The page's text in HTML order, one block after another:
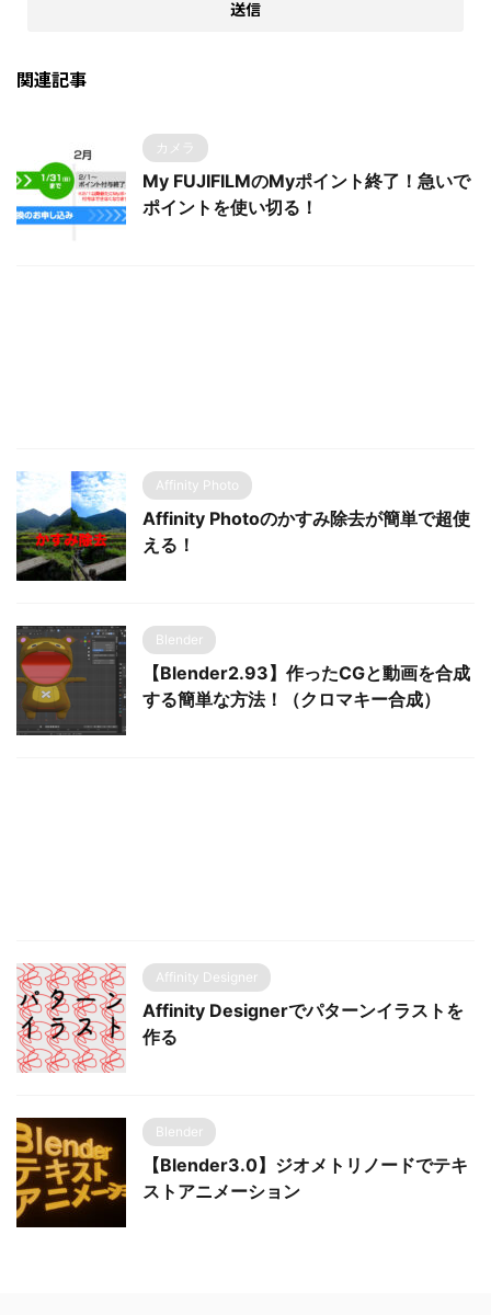
関連記事
カメラ
My FUJIFILMのMyポイント終了！急いで
ポイントを使い切る！
Affinity Photo
Affinity Photoのかすみ除去が簡単で超使
える！
Blender
【Blender2.93】作ったCGと動画を合成
する簡単な方法！（クロマキー合成）
Affinity Designer
Affinity Designerでパターンイラストを
作る
Blender
【Blender3.0】ジオメトリノードでテキ
ストアニメーション